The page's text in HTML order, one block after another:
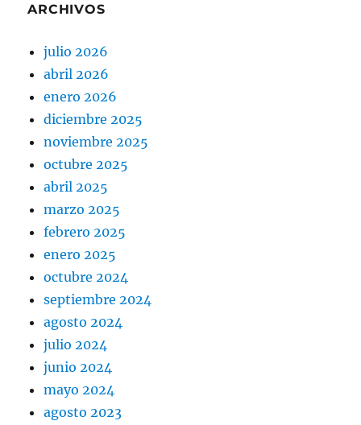
ARCHIVOS
julio 2026
abril 2026
enero 2026
diciembre 2025
noviembre 2025
octubre 2025
abril 2025
marzo 2025
febrero 2025
enero 2025
octubre 2024
septiembre 2024
agosto 2024
julio 2024
junio 2024
mayo 2024
agosto 2023